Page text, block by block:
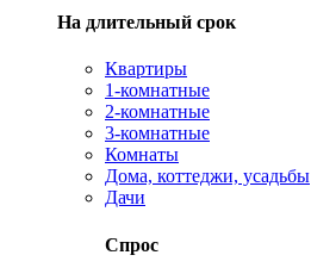
На длительный срок
Квартиры
1-комнатные
2-комнатные
3-комнатные
Комнаты
Дома, коттеджи, усадьбы
Дачи
Спрос